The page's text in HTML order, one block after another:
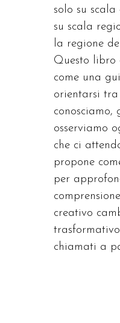
solo su
su scala
la regione
Questo libro
come una
orientarsi
conosciamo,
osserviamo
che ci
propone
per
creativo
chiamati a